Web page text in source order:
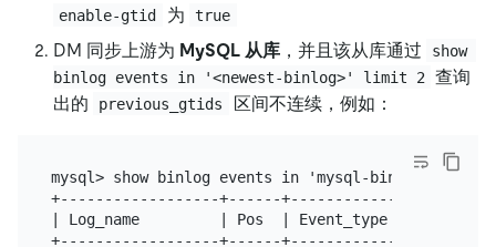
enable-gtid 为 true
DM 同步上游为 MySQL 从库 ，并且该从库通过
show
binlog events in '<newest-binlog>' limit 2
查询
出的
previous_gtids 区间不连续，例如：
mysql> show binlog events in 'mysql-bin.000005'
+------------------+------+----------------
| Log_name         | Pos  | Event_type
+------------------+------+----------------